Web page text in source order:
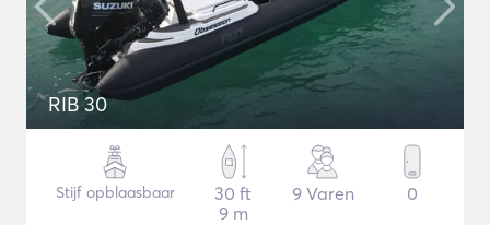
RIB 30
Stijf opblaasbaar
30 ft
9 m
9 Varen 0